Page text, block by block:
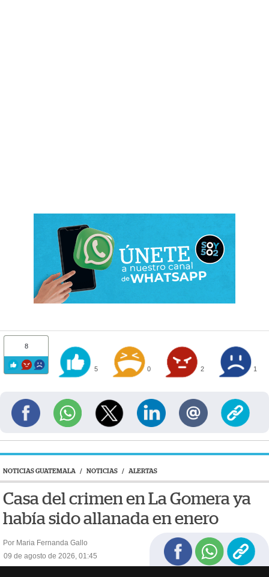
8
5 0 2 1
NOTICIAS GUATEMALA / NOTICIAS / ALERTAS
Casa del crimen en La Gomera ya
había sido allanada en enero
Por Maria Fernanda Gallo
09 de agosto de 2026, 01:45